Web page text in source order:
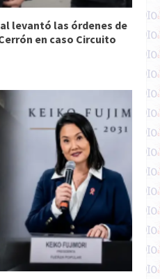
levantó las órdenes de
en caso Circuito